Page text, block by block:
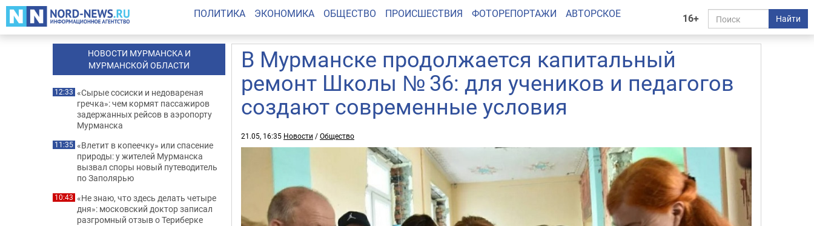
16+ Найти
ПОЛИТИКА ЭКОНОМИКА ОБЩЕСТВО ПРОИСШЕСТВИЯ ФОТОРЕПОРТАЖИ АВТОРСКОЕ
В Мурманске продолжается капитальный
ремонт Школы № 36: для учеников и педагогов
создают современные условия
21.05, 16:35 Новости /Общество
НОВОСТИ МУРМАНСКА И
МУРМАНСКОЙ ОБЛАСТИ
12:33 «Сырые сосиски и недовареная
гречка»: чем кормят пассажиров
задержанных рейсов в аэропорту
Мурманска
11:35 «Влетит в копеечку» или спасение
природы: у жителей Мурманска
вызвал споры новый путеводитель
по Заполярью
10:43 «Не знаю, что здесь делать четыре
дня»: московский доктор записал
разгромный отзыв о Териберке